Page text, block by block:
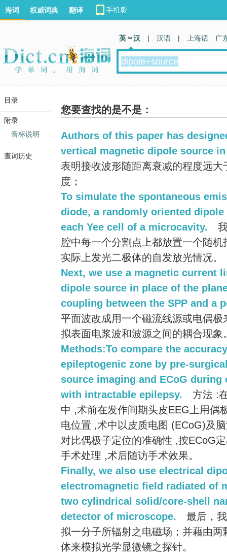
您要查找的是不是：
Authors of this paper has
vertical magnetic dipole source
表明接收波形随距离衰减的程度远
度；
To simulate the spontaneous
diode, a randomly oriented
each Yee cell of a microcavity.
腔中每一个分割点上都放置一个随
实际上发光二极体的自发放光情况。
Next, we use a magnetic current
dipole source in place of the
coupling between the SPP and a
平面波改成用一个磁流线源或电偶
拟表面电浆波和波源之间的耦合现象
Methods:To compare the
epileptogenic zone by pre-
source imaging and ECoG
with intractable epilepsy.
方法 :
中 ,术前在发作间期头皮EEG上用偶
电位置 ,术中以皮质电图 (ECoG)及
对比偶极子定位的准确性 ,按ECoG
手术处理 ,术后随访手术效果。
Finally, we also use electrical
electromagnetic field radiated of
two cylindrical solid/core-shell
detector of microscope.
最后，
拟一分子所辐射之电磁场；并藉由
体来模拟光学显微镜之探针。
海词 权威词典 翻译
英 汉 | 汉语 | 上海话 广
目录
附录
音标说明
查词历史